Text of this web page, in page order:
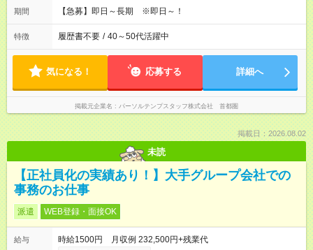
期間 【急募】即日～長期 ※即日～！
特徴 履歴書不要 / 40～50代活躍中
気になる！ 応募する 詳細へ
掲載元企業名 パーソルテンプスタッフ株式会社 首都圏
掲載日：2026.08.02
未読
【正社員化の実績あり！】大手グループ会社での
事務のお仕事
派遣 WEB登録・面接OK
給与
時給1500円 月収例 232,500円+残業代